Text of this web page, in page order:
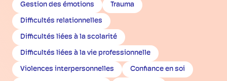
Gestion des émotions Trauma
Difficultés relationnelles
Difficultés liées à la scolarité
Difficultés liées à la vie professionnelle
Violences interpersonnelles Confiance en soi